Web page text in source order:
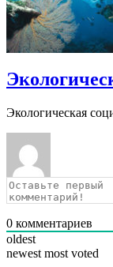
Экологическая
0 комментариев
oldest
newest most voted